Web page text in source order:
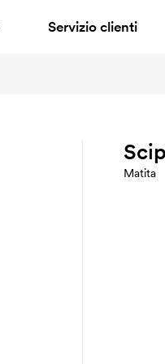
Servizio clienti
Matita